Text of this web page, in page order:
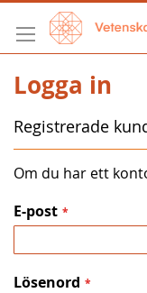
Hoppa
till
innehållet
Logga in
Registrerade
Om du har ett
E-post
Lösenord